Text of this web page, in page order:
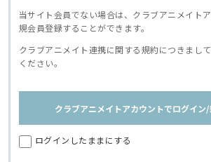
当サイト会員でない場合は、クラブアニメイト
規会員登録することができます。
クラブアニメイト連携に関する規約につきまし
ください。
クラブアニメイトアカウントでログイン
ログインしたままにする